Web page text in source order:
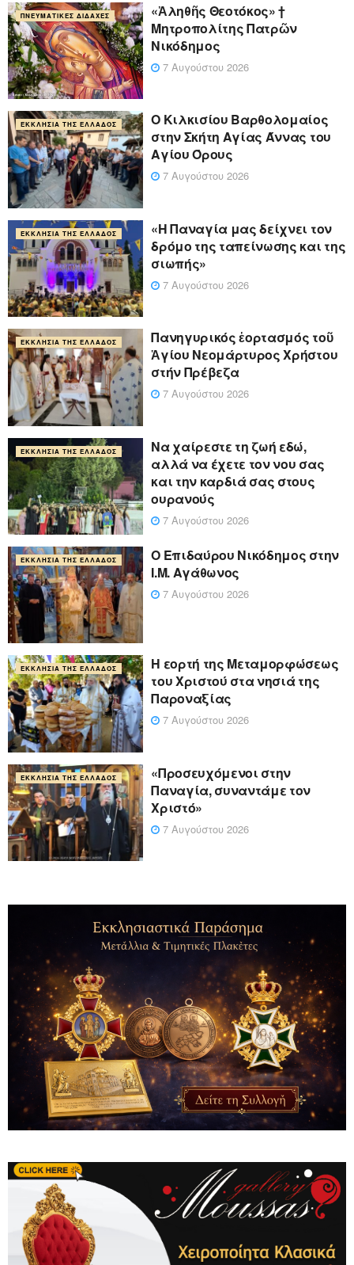
ΠΝΕΥΜΑΤΙΚΈΣ ΔΙΔΑΧΈΣ
«Ἀληθῆς Θεοτόκος» †
Μητροπολίτης Πατρῶν
Νικόδημος
7 Αυγούστου 2026
ΕΚΚΛΗΣΊΑ ΤΗΣ ΕΛΛΆΔΟΣ
Ο Κιλκισίου Βαρθολομαίος
στην Σκήτη Αγίας Άννας του
Αγίου Όρους
7 Αυγούστου 2026
ΕΚΚΛΗΣΊΑ ΤΗΣ ΕΛΛΆΔΟΣ
«Η Παναγία μας δείχνει τον
δρόμο της ταπείνωσης και της
σιωπής»
7 Αυγούστου 2026
ΕΚΚΛΗΣΊΑ ΤΗΣ ΕΛΛΆΔΟΣ
Πανηγυρικός ἑορτασμός τοῦ
Ἁγίου Νεομάρτυρος Χρήστου
στήν Πρέβεζα
7 Αυγούστου 2026
ΕΚΚΛΗΣΊΑ ΤΗΣ ΕΛΛΆΔΟΣ
Να χαίρεστε τη ζωή εδώ,
αλλά να έχετε τον νου σας
και την καρδιά σας στους
ουρανούς
7 Αυγούστου 2026
ΕΚΚΛΗΣΊΑ ΤΗΣ ΕΛΛΆΔΟΣ
Ο Επιδαύρου Νικόδημος στην
Ι.Μ. Αγάθωνος
7 Αυγούστου 2026
ΕΚΚΛΗΣΊΑ ΤΗΣ ΕΛΛΆΔΟΣ
Η εορτή της Μεταμορφώσεως
του Χριστού στα νησιά της
Παροναξίας
7 Αυγούστου 2026
ΕΚΚΛΗΣΊΑ ΤΗΣ ΕΛΛΆΔΟΣ
«Προσευχόμενοι στην
Παναγία, συναντάμε τον
Χριστό»
7 Αυγούστου 2026